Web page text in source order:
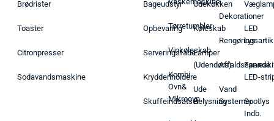
Brødrister
Toaster
Citronpresser
Sodavandsmaskine
Bageudstyr
Opbevaring
Serveringsfade
Krydderiholdere
Skuffeindsatser
Tørretumbler
Vinkøleskab
Kombi
Ovn&
Mikroovn
Udekøkken
Køleskab
Lamper
(Udendørs)
Ude
Belysning
Dekorationer
Affaldsspande
Vand
Systemer
LED
Lys
LED-
Spotlys
Indb.